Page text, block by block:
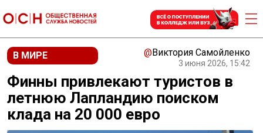
В МИРЕ @Виктория Самойленко
3 июня 2026, 15:42
Финны привлекают туристов в
летнюю Лапландию поиском
клада на 20 000 евро